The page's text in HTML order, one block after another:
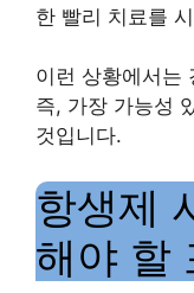
한 빨리 치료를
이런 상황에서는
즉, 가장 가능성
것입니다.
항생제
해야 할